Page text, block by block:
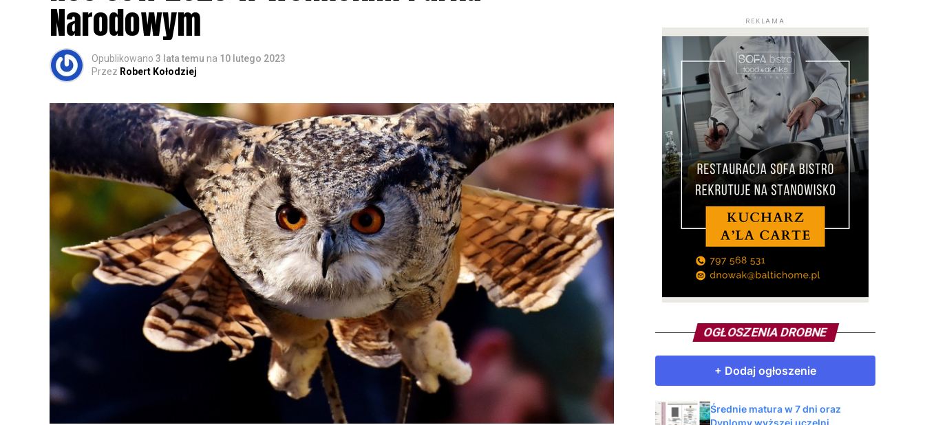
Narodowym
Opublikowano 3 lata temu na 10 lutego 2023
Przez Robert Kołodziej
REKLAMA
OGŁOSZENIA DROBNE